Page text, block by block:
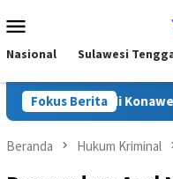
ke
Mobile
Nasional Sulawesi
Fokus Beritadi Konawe
Beranda Hukum Kriminal